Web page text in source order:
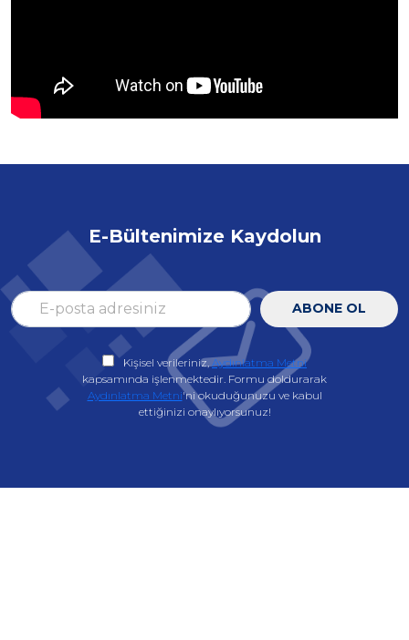
E-Bültenimize Kaydolun
ABONE OL
Kişisel verileriniz,Aydınlatma Metni
kapsamında işlenmektedir. Formu doldurarak
Aydınlatma Metni'ni okuduğunuzu ve kabul
ettiğinizi onaylıyorsunuz!